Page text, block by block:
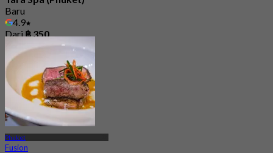
Baru
4.9
Dari ฿ 350
Phuket
Fusion